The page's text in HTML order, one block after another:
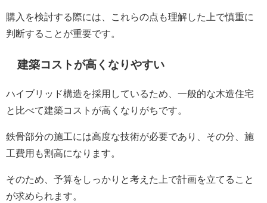
購入を検討する際には、これらの点も理解した上で慎重に
判断することが重要です。
建築コストが高くなりやすい
ハイブリッド構造を採用しているため、一般的な木造住宅
と比べて建築コストが高くなりがちです。
鉄骨部分の施工には高度な技術が必要であり、その分、施
工費用も割高になります。
そのため、予算をしっかりと考えた上で計画を立てること
が求められます。